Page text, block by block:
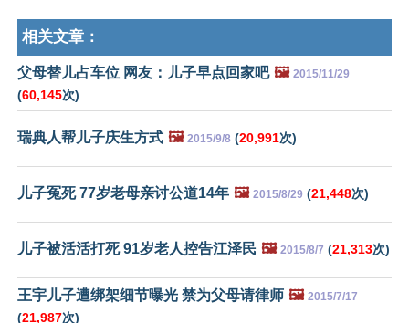
相关文章：
父母替儿占车位 网友：儿子早点回家吧 🖼️ 2015/11/29
(60,145次)
瑞典人帮儿子庆生方式 🖼️ 2015/9/8 (20,991次)
儿子冤死 77岁老母亲讨公道14年 🖼️ 2015/8/29 (21,448次)
儿子被活活打死 91岁老人控告江泽民 🖼️ 2015/8/7 (21,313次)
王宇儿子遭绑架细节曝光 禁为父母请律师 🖼️ 2015/7/17
(21,987次)